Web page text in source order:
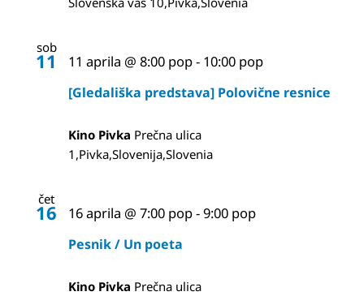
sob
11
[Gledališka predstava] Polovične resnice
11 aprila @ 8:00 pop- 10:00 pop
Kino Pivka Prečna ulica
1,Pivka,Slovenija,Slovenia
čet
16
Pesnik / Un poeta
16 aprila @ 7:00 pop-9:00 pop
Kino Pivka Prečna ulica